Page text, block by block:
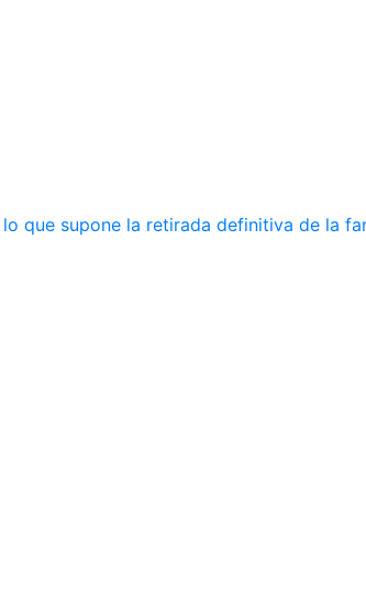
que supone la retirada definitiva de la